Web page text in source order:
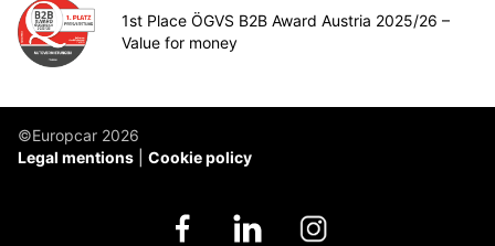
1st Place ÖGVS B2B Award Austria 2025/26 –
Value for money
©Europcar 2026
Legal mentions
Cookie policy